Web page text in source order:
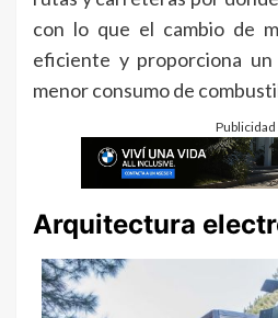
con lo que el cambio de
eficiente y proporciona
menor consumo de
Publicidad
Arquitectura